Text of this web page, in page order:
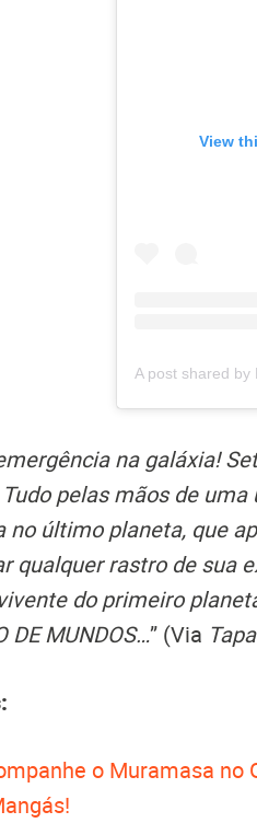
View
A post shared by
na galáxia!
pelas mãos de
no último planeta, que
qualquer rastro de sua
do primeiro
DE MUNDOS…” (Via
o Muramasa no